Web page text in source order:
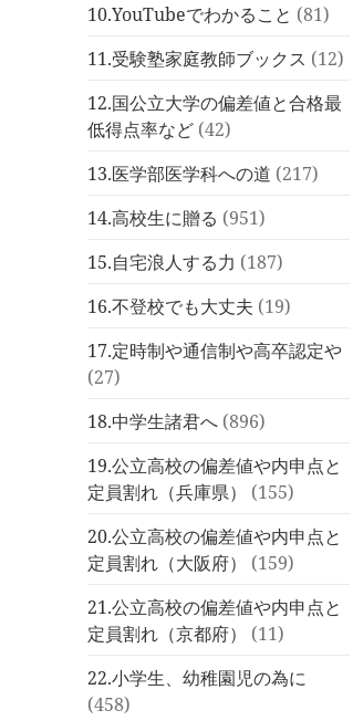
10.YouTubeでわかること (81)
11.受験塾家庭教師ブックス (12)
12.国公立大学の偏差値と合格最
低得点率など (42)
13.医学部医学科への道 (217)
14.高校生に贈る (951)
15.自宅浪人する力 (187)
16.不登校でも大丈夫 (19)
17.定時制や通信制や高卒認定や
(27)
18.中学生諸君へ (896)
19.公立高校の偏差値や内申点と
定員割れ（兵庫県）
(155)
20.公立高校の偏差値や内申点と
定員割れ（大阪府）
(159)
21.公立高校の偏差値や内申点と
定員割れ（京都府）
(11)
22.小学生、幼稚園児の為に
(458)